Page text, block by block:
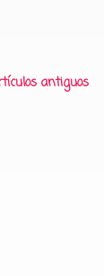
antiguos